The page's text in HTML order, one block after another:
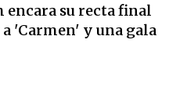
encara su recta final
'Carmen' y una gala